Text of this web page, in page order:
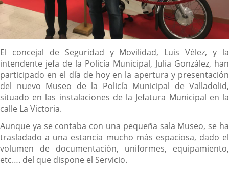
Descripción
El concejal de Seguridad y Movilidad, Luis Vélez, y la
intendente jefa de la Policía Municipal, Julia González, han
participado en el día de hoy en la apertura y presentación
del nuevo Museo de la Policía Municipal de Valladolid,
situado en las instalaciones de la Jefatura Municipal en la
calle La Victoria.
Aunque ya se contaba con una pequeña sala Museo, se ha
trasladado a una estancia mucho más espaciosa, dado el
volumen de documentación, uniformes, equipamiento,
etc…. del que dispone el Servicio.